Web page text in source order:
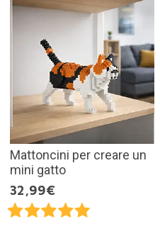
Mattoncini per creare un
mini gatto
32,99€